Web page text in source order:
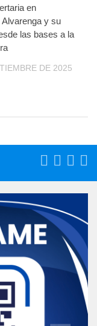
en
y su
las bases a la
DE 2025